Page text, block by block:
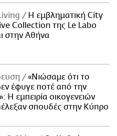
Η εμβληματική City
Collection της Le Labo
στην Αθήνα
«Νιώσαμε ότι το
έφυγε ποτέ από την
Η εμπειρία οικογενειών
σπουδές στην Κύπρο